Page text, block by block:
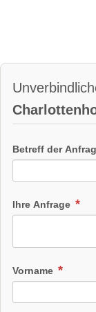
Betreff der
Ihre Anfrage
Vorname